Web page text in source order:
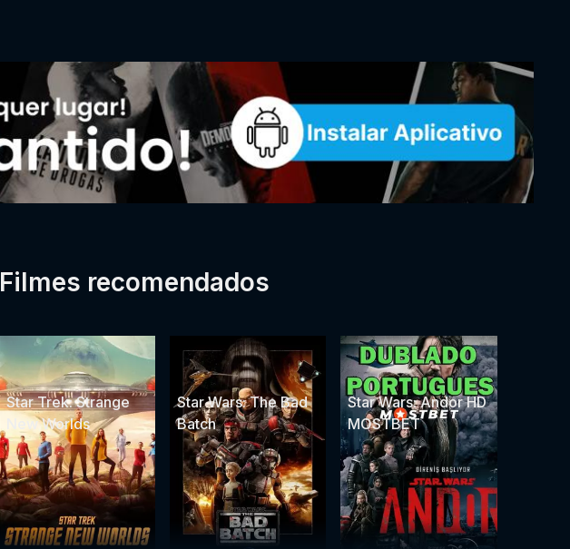
Filmes recomendados
Star Trek: Strange
New Worlds
Star Wars: The Bad
Batch
Star Wars: Andor HD
MOSTBET